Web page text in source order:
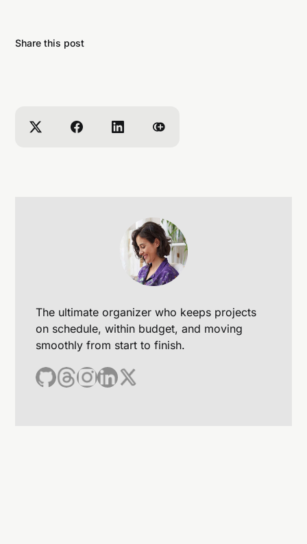
Share this post
The ultimate organizer who keeps projects
on schedule, within budget, and moving
smoothly from start to finish.